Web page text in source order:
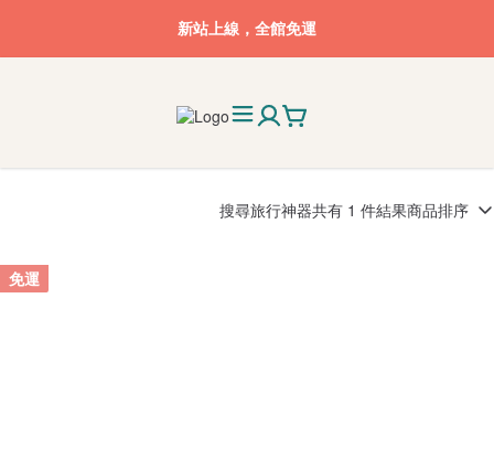
新站上線，全館免運
搜尋旅行神器共有 1 件結果商品排序
免運